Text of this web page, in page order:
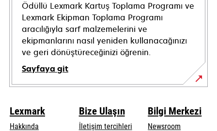
Ödüllü Lexmark Kartuş Toplama Programı ve
Lexmark Ekipman Toplama Programı
aracılığıyla sarf malzemelerini ve
ekipmanlarını nasıl yeniden kullanacağınızı
ve geri dönüştüreceğinizi öğrenin.
Sayfaya git
Lexmark
Hakkında
Bize Ulaşın
İletişim tercihleri
Bilgi Merkezi
Newsroom